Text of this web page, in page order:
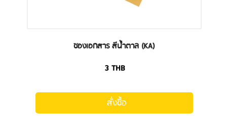
ซองเอกสาร สีน้ำตาล (KA)
3 THB
สั่งซื้อ